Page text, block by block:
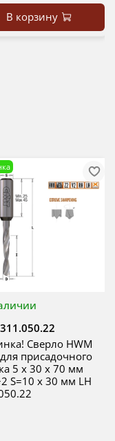
В корзину
311.050.22
Сверло HWM
присадочного
5 x 30 x 70 мм
S=10 x 30 мм LH